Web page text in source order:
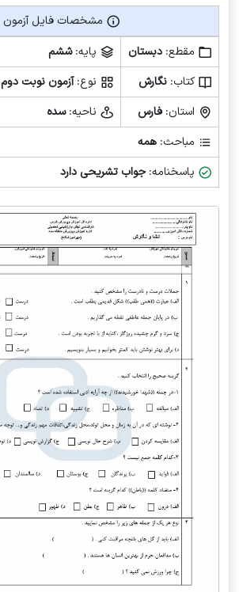
مشخصات فایل آزمون
مشخصات فایل آزمون
مقطع: دبستان پایه:ششم
کتاب: نگارش نوع:آزمون نوبت دوم
استان:فارس ناحیه:سده
مباحث: همه
پاسخنامه: جواب تشریحی دارد